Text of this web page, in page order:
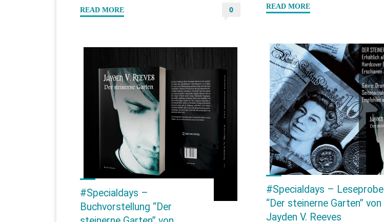
READ MORE"#Specialdays
Scherben
seiner
Seele”
von
V.
Reeves"
0 READ MORE"#Specialdays
“Die
Scherben
seiner
Seele”
von
Jayden
V.
Reeves"
#Specialdays – Leseprobe
“Der steinerne Garten” von
Jayden V. Reeves
#Specialdays –
Buchvorstellung “Der